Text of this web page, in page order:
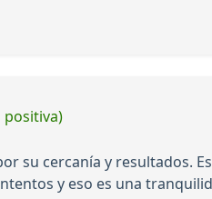
positiva)
su cercanía y resultados.
y eso es una